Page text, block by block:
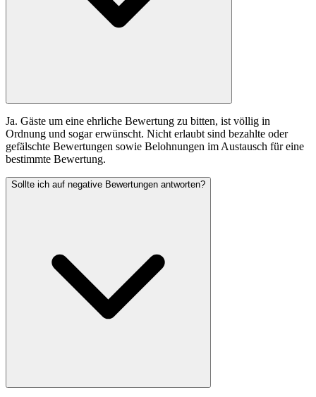
Ja. Gäste um eine ehrliche Bewertung zu bitten, ist völlig in
Ordnung und sogar erwünscht. Nicht erlaubt sind bezahlte oder
gefälschte Bewertungen sowie Belohnungen im Austausch für eine
bestimmte Bewertung.
Sollte ich auf negative Bewertungen antworten?